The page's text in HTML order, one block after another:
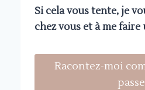
Si cela vous tente, je
chez vous et à me
Racontez-moi
passe